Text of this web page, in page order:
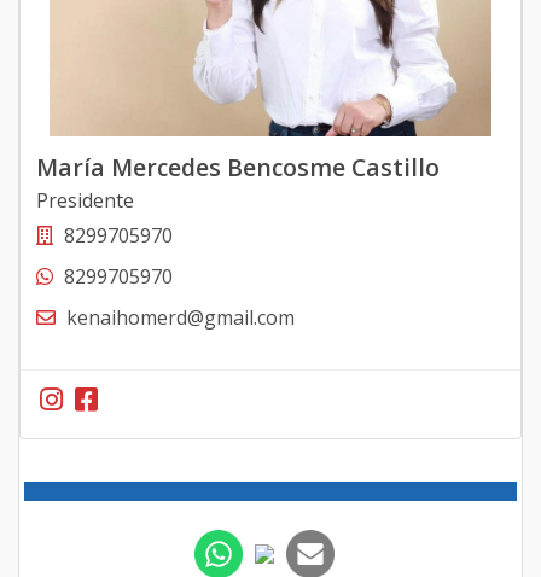
María Mercedes Bencosme Castillo
Presidente
8299705970
8299705970
kenaihomerd@gmail.com